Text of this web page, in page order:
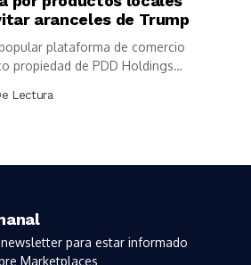
aranceles de Trump
plataforma de comercio
propiedad de PDD Holdings
Lectura
para estar informado
Marketplaces